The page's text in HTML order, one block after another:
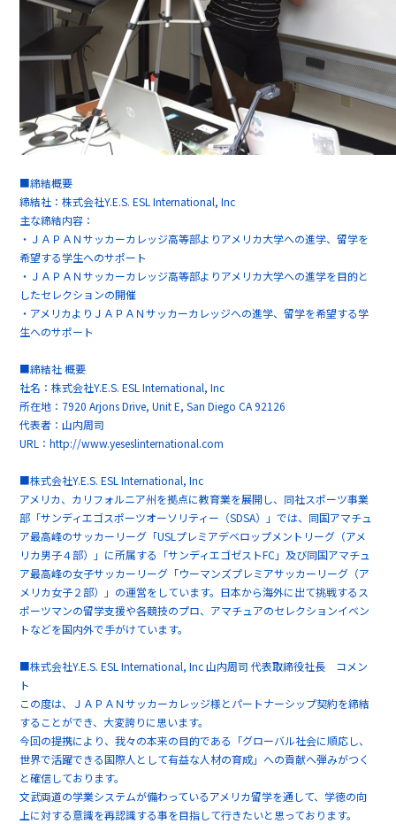
■締結概要
締結社：株式会社Y.E.S. ESL International, Inc
主な締結内容：
・ＪＡＰＡＮサッカーカレッジ高等部よりアメリカ大学への進学、留学を
希望する学生へのサポート
・ＪＡＰＡＮサッカーカレッジ高等部よりアメリカ大学への進学を目的と
したセレクションの開催
・アメリカよりＪＡＰＡＮサッカーカレッジへの進学、留学を希望する学
生へのサポート
■締結社 概要
社名：株式会社Y.E.S. ESL International, Inc
所在地：7920 Arjons Drive, Unit E, San Diego CA 92126
代表者：山内周司
URL：http://www.yeseslinternational.com
■株式会社Y.E.S. ESL International, Inc
アメリカ、カリフォルニア州を拠点に教育業を展開し、同社スポーツ事業
部「サンディエゴスポーツオーソリティー（SDSA）
」では、同国アマチュ
ア最高峰のサッカーリーグ「USLプレミアデベロップメントリーグ（アメ
リカ男子４部）」に所属する「サンディエゴゼストFC」及び同国アマチュ
ア最高峰の女子サッカーリーグ「ウーマンズプレミアサッカーリーグ（ア
メリカ女子２部）」の運営をしています。日本から海外に出て挑戦するス
ポーツマンの留学支援や各競技のプロ、アマチュアのセレクションイベン
トなどを国内外で手がけています。
■株式会社Y.E.S. ESL International, Inc 山内周司 代表取締役社長 コメン
ト
この度は、ＪＡＰＡＮサッカーカレッジ様とパートナーシップ契約を締結
することができ、大変誇りに思います。
今回の提携により、我々の本来の目的である「グローバル社会に順応し、
世界で活躍できる国際人として有益な人材の育成」への貢献へ弾みがつく
と確信しております。
文武両道の学業システムが備わっているアメリカ留学を通して、学徳の向
上に対する意識を再認識する事を目指して行きたいと思っております。